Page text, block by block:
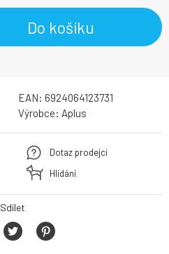
Do košíku
EAN: 6924064123731
Výrobce: Aplus
Dotaz prodejci
Hlídání
Sdílet